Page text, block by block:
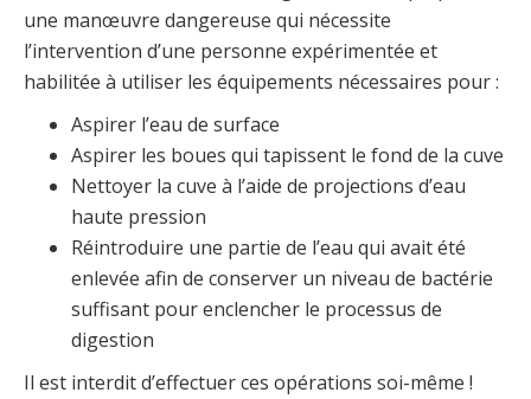
une manœuvre dangereuse qui nécessite
l’intervention d’une personne expérimentée et
habilitée à utiliser les équipements nécessaires pour :
Aspirer l’eau de surface
Aspirer les boues qui tapissent le fond de la cuve
Nettoyer la cuve à l’aide de projections d’eau
haute pression
Réintroduire une partie de l’eau qui avait été
enlevée afin de conserver un niveau de bactérie
suffisant pour enclencher le processus de
digestion
Il est interdit d’effectuer ces opérations soi-même !